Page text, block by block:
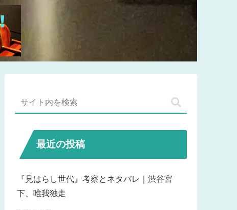
最近の投稿
『見はらし世代』考察とネタバレ｜渋谷宮
下、唯我独走